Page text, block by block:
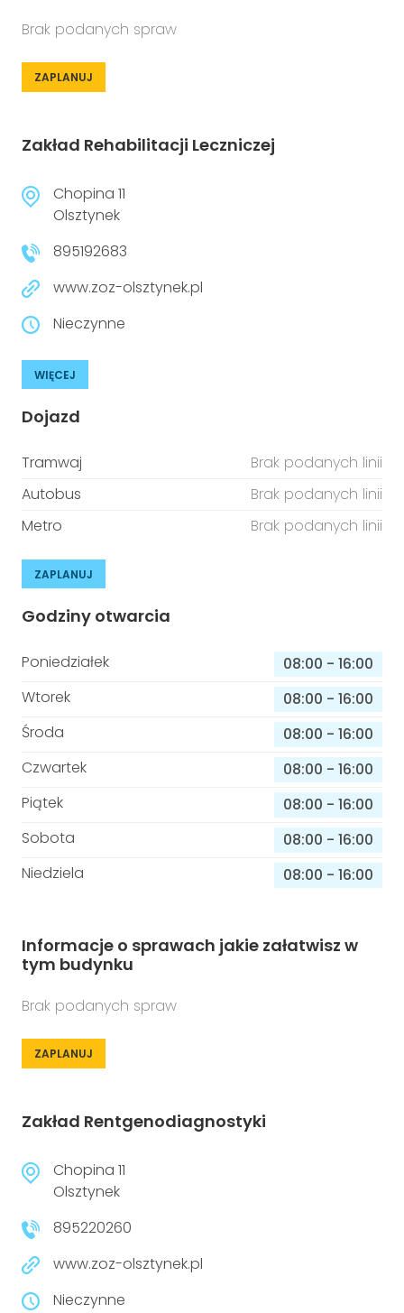
Brak podanych spraw
ZAPLANUJ
Zakład Rehabilitacji Leczniczej
Chopina 11
Olsztynek
895192683
www.zoz-olsztynek.pl
Nieczynne
WIĘCEJ
Dojazd
Tramwaj
Brak podanych linii
Autobus
Brak podanych linii
Metro
Brak podanych linii
ZAPLANUJ
Godziny otwarcia
Poniedziałek 08:00 - 16:00
Wtorek
08:00 - 16:00
Środa
08:00 - 16:00
Czwartek
08:00 - 16:00
Piątek
08:00 - 16:00
Sobota
08:00 - 16:00
Niedziela
08:00 - 16:00
Informacje o sprawach jakie załatwisz w
tym budynku
Brak podanych spraw
ZAPLANUJ
Zakład Rentgenodiagnostyki
Chopina 11
Olsztynek
895220260
www.zoz-olsztynek.pl
Nieczynne